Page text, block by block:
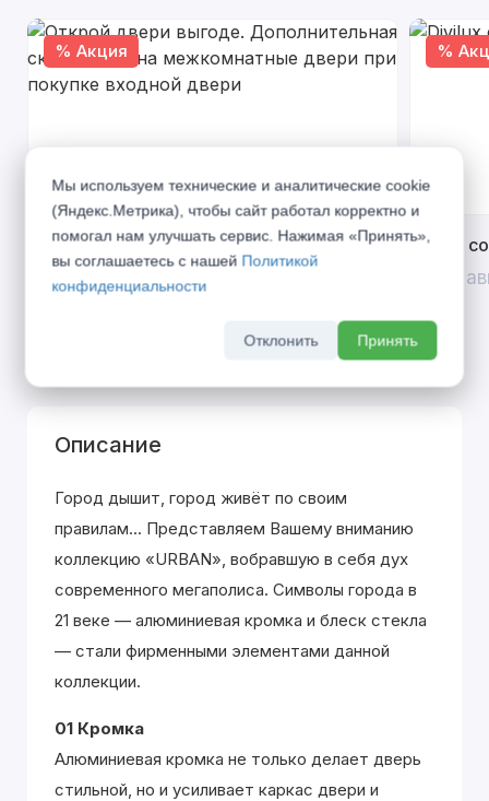
% Акция
Открой двери выгоде. Дополнительная
скидка 10% на межкомнатные двери при
покупке входной двери
%
Divilux
До 31
Описание
Город дышит, город живёт по своим
правилам... Представляем Вашему вниманию
коллекцию «URBAN», вобравшую в себя дух
современного мегаполиса. Символы города в
21 веке — алюминиевая кромка и блеск стекла
— стали фирменными элементами данной
коллекции.
01 Кромка
Алюминиевая кромка не только делает дверь
стильной, но и усиливает каркас двери и
Мы используем технические и аналитические cookie
(Яндекс.Метрика), чтобы сайт работал корректно и
помогал нам улучшать сервис. Нажимая «Принять»,
вы соглашаетесь с нашей Политикой
конфиденциальности
Отклонить Принять